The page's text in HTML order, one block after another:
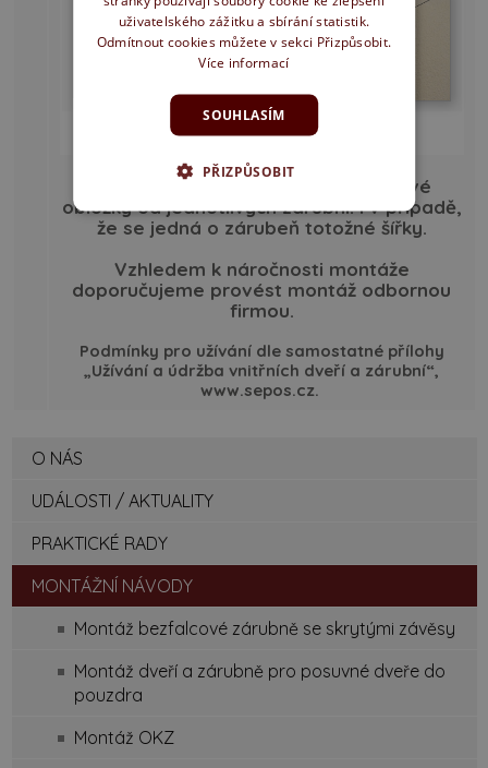
POZOR: Nelze kombinovat záklopové
obložky od jednotlivých zárubní. I v případě,
že se jedná o zárubeň totožné šířky.
Vzhledem k náročnosti montáže
doporučujeme provést montáž odbornou
firmou.
Podmínky pro užívání dle samostatné přílohy
„Užívání a údržba vnitřních dveří a zárubní“,
www.sepos.cz.
O NÁS
UDÁLOSTI / AKTUALITY
PRAKTICKÉ RADY
MONTÁŽNÍ NÁVODY
Montáž bezfalcové zárubně se skrytými závěsy
Montáž dveří a zárubně pro posuvné dveře do
pouzdra
Montáž OKZ
uživatelského zážitku a sbírání statistik.
Odmítnout cookies můžete v sekci Přizpůsobit.
Více informací
SOUHLASÍM
PŘIZPŮSOBIT